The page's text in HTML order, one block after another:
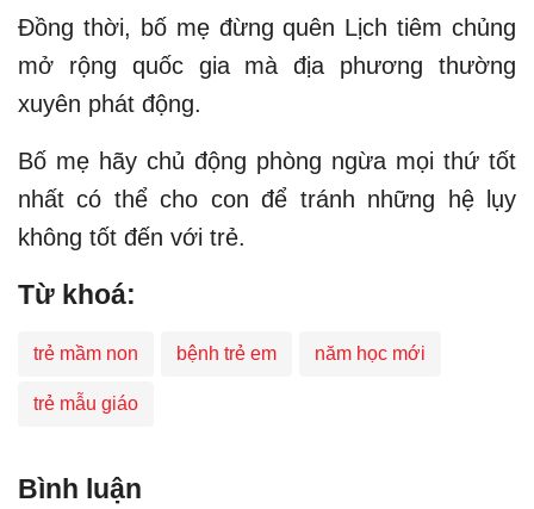
Đồng thời, bố mẹ đừng quên Lịch tiêm chủng
mở rộng quốc gia mà địa phương thường
xuyên phát động.
Bố mẹ hãy chủ động phòng ngừa mọi thứ tốt
nhất có thể cho con để tránh những hệ lụy
không tốt đến với trẻ.
Từ khoá:
trẻ mầm non bệnh trẻ em năm học mới
trẻ mẫu giáo
Bình luận